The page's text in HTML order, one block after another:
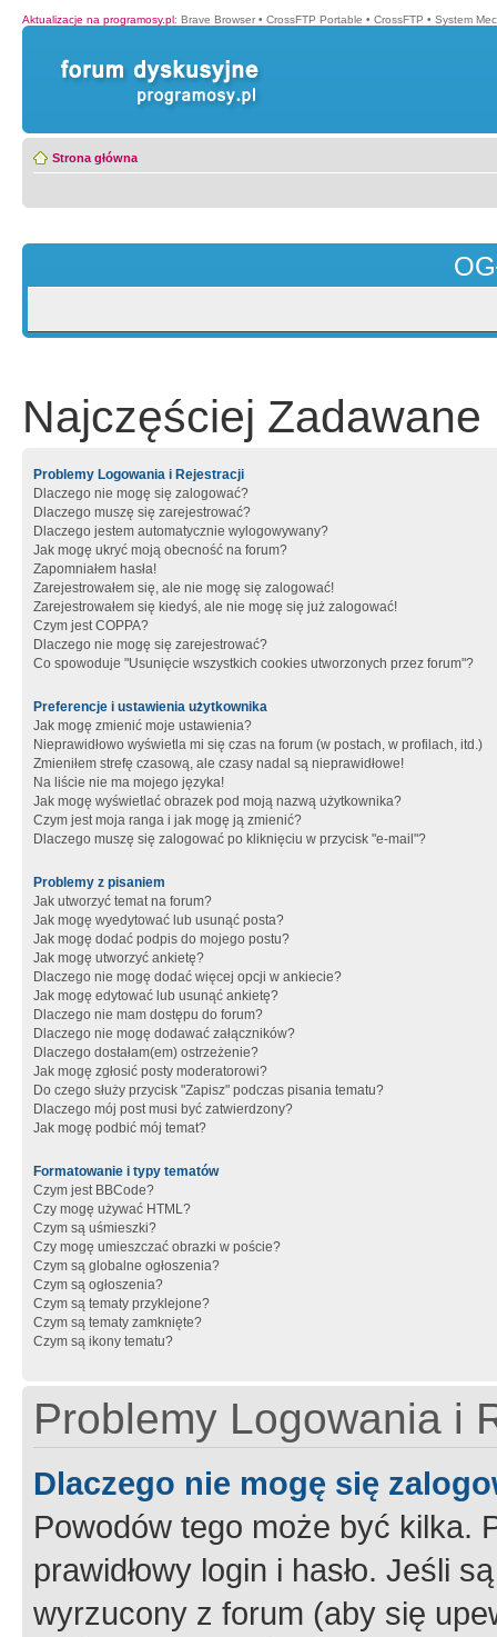
Aktualizacje na programosy.pl: Brave Browser • CrossFTP Portable • CrossFTP • System
Strona główna
Najczęściej Zadawane
Problemy Logowania i Rejestracji
Dlaczego nie mogę się zalogować?
Dlaczego muszę się zarejestrować?
Dlaczego jestem automatycznie wylogowywany?
Jak mogę ukryć moją obecność na forum?
Zapomniałem hasła!
Zarejestrowałem się, ale nie mogę się zalogować!
Zarejestrowałem się kiedyś, ale nie mogę się już zalogować!
Czym jest COPPA?
Dlaczego nie mogę się zarejestrować?
Co spowoduje "Usunięcie wszystkich cookies utworzonych przez forum"?
Preferencje i ustawienia użytkownika
Jak mogę zmienić moje ustawienia?
Nieprawidłowo wyświetla mi się czas na forum (w postach, w profilach, itd.)
Zmieniłem strefę czasową, ale czasy nadal są nieprawidłowe!
Na liście nie ma mojego języka!
Jak mogę wyświetlać obrazek pod moją nazwą użytkownika?
Czym jest moja ranga i jak mogę ją zmienić?
Dlaczego muszę się zalogować po kliknięciu w przycisk "e-mail"?
Problemy z pisaniem
Jak utworzyć temat na forum?
Jak mogę wyedytować lub usunąć posta?
Jak mogę dodać podpis do mojego postu?
Jak mogę utworzyć ankietę?
Dlaczego nie mogę dodać więcej opcji w ankiecie?
Jak mogę edytować lub usunąć ankietę?
Dlaczego nie mam dostępu do forum?
Dlaczego nie mogę dodawać załączników?
Dlaczego dostałam(em) ostrzeżenie?
Jak mogę zgłosić posty moderatorowi?
Do czego służy przycisk "Zapisz" podczas pisania tematu?
Dlaczego mój post musi być zatwierdzony?
Jak mogę podbić mój temat?
Formatowanie i typy tematów
Czym jest BBCode?
Czy mogę używać HTML?
Czym są uśmieszki?
Czy mogę umieszczać obrazki w poście?
Czym są globalne ogłoszenia?
Czym są ogłoszenia?
Czym są tematy przyklejone?
Czym są tematy zamknięte?
Czym są ikony tematu?
Problemy Logowania i
Dlaczego nie mogę się
Powodów tego może być kilka.
prawidłowy login i hasło. Jeśli
wyrzucony z forum (aby się